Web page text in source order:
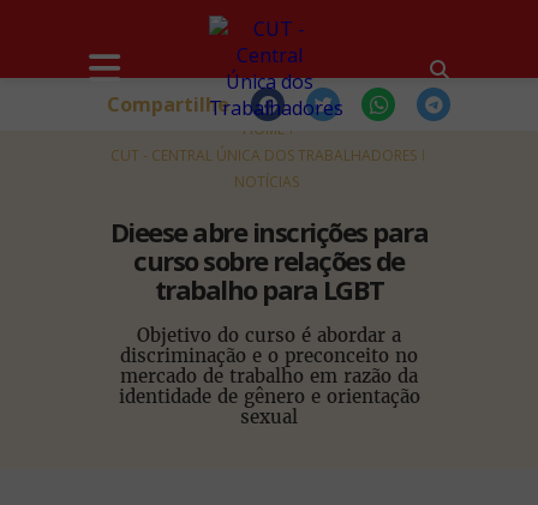
HOME
CUT - CENTRAL ÚNICA DOS TRABALHADORES
NOTÍCIAS
Dieese abre inscrições para
curso sobre relações de
trabalho para LGBT
Objetivo do curso é abordar a
discriminação e o preconceito no
mercado de trabalho em razão da
identidade de gênero e orientação
sexual
Compartilhe